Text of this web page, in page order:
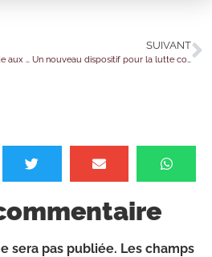
SUIVANT
sera pas publiée. Les champs